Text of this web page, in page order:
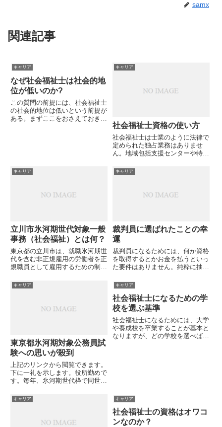
samx
関連記事
キャリア
なぜ社会福祉士は社会的地
位が低いのか?
この質問の前提には、社会福祉士
の社会的地位は低いという前提が
ある。まずここをおさえておきま
キャリア
社会福祉士資格の使い方
社会福祉士は士業のように法律で
定められた独占業務はありませ
ん。地域包括支援センターや特養
要資格ですが、その他就職用の資
格とは考えていません。社会福祉
今、気になるのは孤独死貧困遺品
キャリア
立川市氷河期世代対象一般
事務（社会福祉）とは何？
東京都の立川市は、就職氷河期世
代を含む非正規雇用の労働者を正
規職員として雇用するための制度
からの採用なので今年中には選抜
試験が行われる可能性がありま
を含む一般事務職」となっていま
キャリア
裁判員に選ばれたことの幸
運
裁判員になるためには、何か資格
を取得するとかお金を払うといっ
た要件はありません。純粋に抽選
す。なので、お金を払ったからと
か、勉強したからといって裁判員
になれるものではありません。今
回、私が裁判員に選任されたこと
は...
キャリア
東京都氷河期対象公務員試
験への思いが殺到
上記のリンクから閲覧できます。
下に一礼を示します。役所勤めで
す。毎年、氷河期世代枠で同世代
す。でもその大半が1〜2年位内
に辞めてしまいます。40歳を越
してみません。「できて当たり
キャリア
社会福祉士になるための学
校を選ぶ基準
社会福祉士になるためには、大学
や養成校を卒業することが基本と
なりますが、どの学校を選べばい
キャリア キャリア
社会福祉士の資格はオワコ
ンなのか？